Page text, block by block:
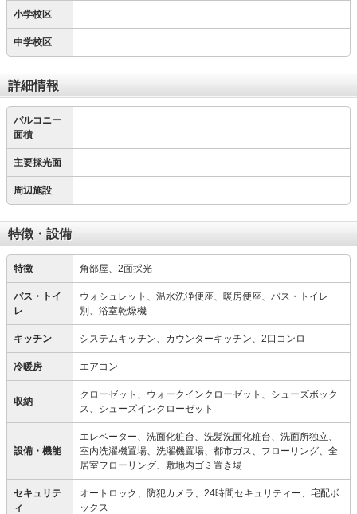
小学校区
中学校区
詳細情報
バルコニー
面積
－
主要採光面 －
周辺施設
特徴・設備
特徴 角部屋、2面採光
バス・トイ
レ
ウォシュレット、温水洗浄便座、暖房便座、バス・トイレ
別、浴室乾燥機
キッチン システムキッチン、カウンターキッチン、2口コンロ
冷暖房 エアコン
収納
クローゼット、ウォークインクローゼット、シューズボック
ス、シューズインクローゼット
設備・機能
エレベーター、洗面化粧台、洗髪洗面化粧台、洗面所独立、
室内洗濯機置場、洗濯機置場、都市ガス、フローリング、全
居室フローリング、敷地内ゴミ置き場
セキュリテ
ィ
オートロック、防犯カメラ、24時間セキュリティー、宅配ボ
ックス